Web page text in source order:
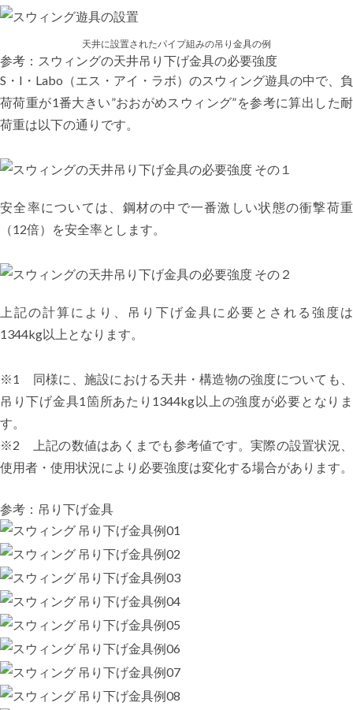
天井に設置されたパイプ組みの吊り金具の例
参考：スウィングの天井吊り下げ金具の必要強度
S・I・Labo（エス・アイ・ラボ）のスウィング遊具の中で、負
荷荷重が1番大きい”おおがめスウィング”を参考に算出した耐
荷重は以下の通りです。
安全率については、鋼材の中で一番激しい状態の衝撃荷重
（12倍）を安全率とします。
上記の計算により、吊り下げ金具に必要とされる強度は
1344kg以上となります。
※1 同様に、施設における天井・構造物の強度についても、
吊り下げ金具1箇所あたり1344kg以上の強度が必要となりま
す。
※2 上記の数値はあくまでも参考値です。実際の設置状況、
使用者・使用状況により必要強度は変化する場合があります。
参考：吊り下げ金具